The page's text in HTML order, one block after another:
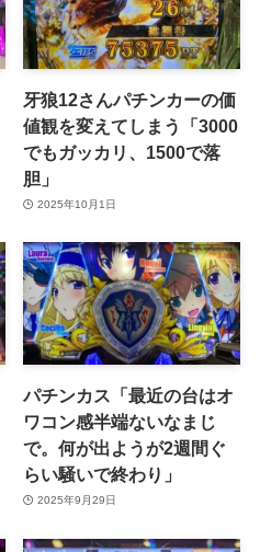
牙狼12さんパチンカーの価
値観を変えてしまう「3000
でもガッカリ、1500で落
胆」
2025年10月1日
パチンカス「最近の台はオ
ワコン感半端ないなまじ
で。何が出ようが2週間ぐ
らい騒いで終わり」
2025年9月29日